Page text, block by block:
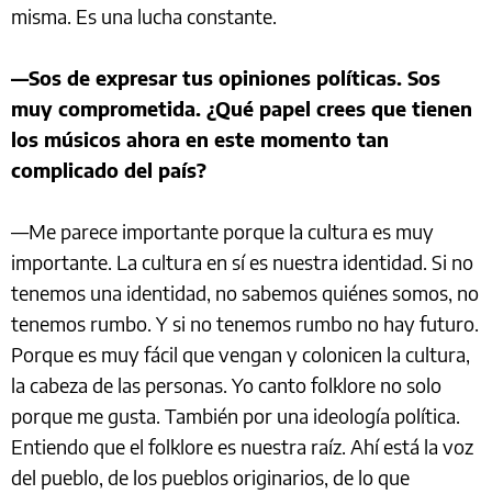
misma. Es una lucha constante.
—Sos de expresar tus opiniones políticas. Sos
muy comprometida. ¿Qué papel crees que tienen
los músicos ahora en este momento tan
complicado del país?
—Me parece importante porque la cultura es muy
importante. La cultura en sí es nuestra identidad. Si no
tenemos una identidad, no sabemos quiénes somos, no
tenemos rumbo. Y si no tenemos rumbo no hay futuro.
Porque es muy fácil que vengan y colonicen la cultura,
la cabeza de las personas. Yo canto folklore no solo
porque me gusta. También por una ideología política.
Entiendo que el folklore es nuestra raíz. Ahí está la voz
del pueblo, de los pueblos originarios, de lo que